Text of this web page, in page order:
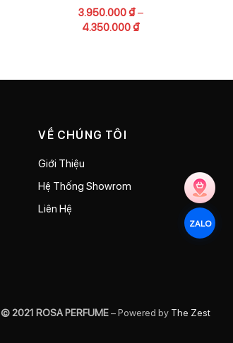
ZALO
3.950.000₫–
4.350.000₫
VỀ CHÚNG TÔI
Giới Thiệu
Hệ Thống Showrom
Liên Hệ
© 2021 ROSA PERFUME– Powered by The Zest